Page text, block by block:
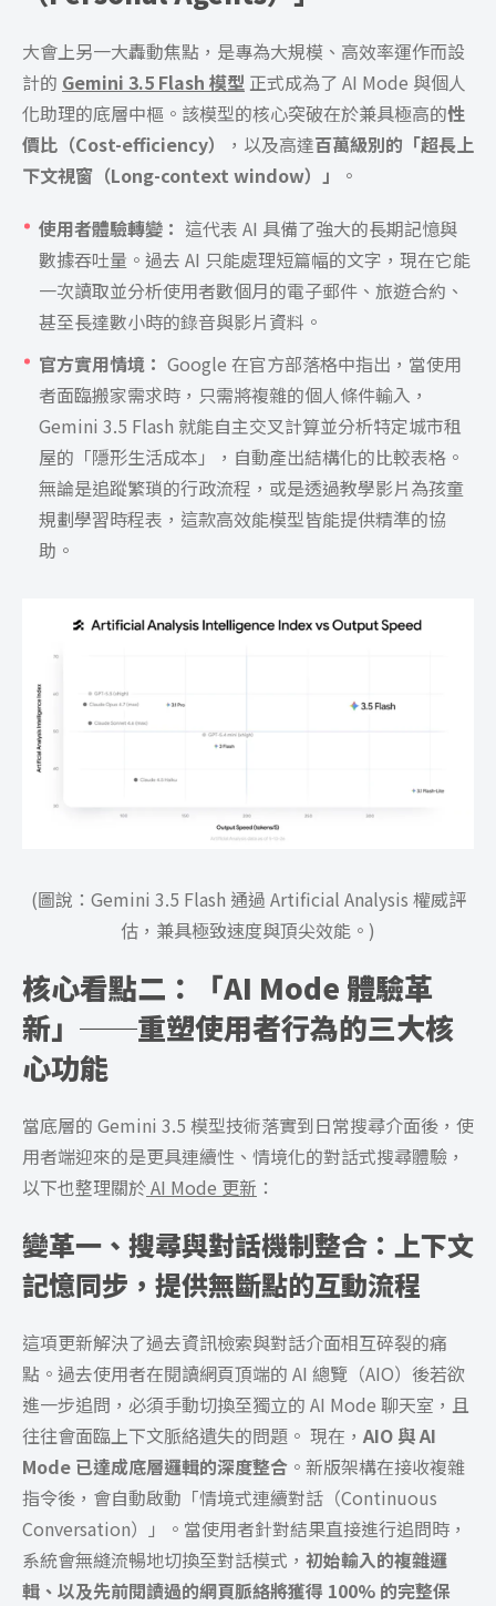
大會上另一大轟動焦點，是專為大規模、高效率運作而設
計的 Gemini 3.5 Flash 模型 正式成為了 AI Mode 與個人
化助理的底層中樞。該模型的核心突破在於兼具極高的性
價比（Cost-efficiency）
，以及高達百萬級別的「超長上
下文視窗（Long-context window）」
。
使用者體驗轉變： 這代表 AI 具備了強大的長期記憶與
數據吞吐量。過去 AI 只能處理短篇幅的文字，現在它能
一次讀取並分析使用者數個月的電子郵件、旅遊合約、
甚至長達數小時的錄音與影片資料。
官方實用情境： Google 在官方部落格中指出，當使用
者面臨搬家需求時，只需將複雜的個人條件輸入，
Gemini 3.5 Flash 就能自主交叉計算並分析特定城市租
屋的「隱形生活成本」，自動產出結構化的比較表格。
無論是追蹤繁瑣的行政流程，或是透過教學影片為孩童
規劃學習時程表，這款高效能模型皆能提供精準的協
助。
(圖說：Gemini 3.5 Flash 通過 Artificial Analysis 權威評
估，兼具極致速度與頂尖效能。)
核心看點二：「AI Mode 體驗革
新」──重塑使用者行為的三大核
心功能
當底層的 Gemini 3.5 模型技術落實到日常搜尋介面後，使
用者端迎來的是更具連續性、情境化的對話式搜尋體驗，
以下也整理關於AI Mode 更新 ：
變革一、搜尋與對話機制整合：上下文
記憶同步，提供無斷點的互動流程
這項更新解決了過去資訊檢索與對話介面相互碎裂的痛
點。過去使用者在閱讀網頁頂端的 AI 總覽（AIO）後若欲
進一步追問，必須手動切換至獨立的 AI Mode 聊天室，且
往往會面臨上下文脈絡遺失的問題。 現在， AIO 與 AI
Mode 已達成底層邏輯的深度整合 。新版架構在接收複雜
指令後，會自動啟動「情境式連續對話（Continuous
Conversation）」。當使用者針對結果直接進行追問時，
系統會無縫流暢地切換至對話模式， 初始輸入的複雜邏
輯、以及先前閱讀過的網頁脈絡將獲得 100% 的完整保